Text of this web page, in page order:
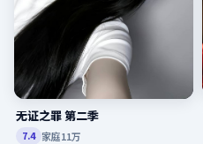
无证之罪 第二季
7.4 家庭11万